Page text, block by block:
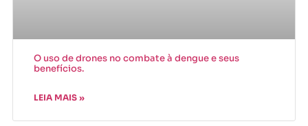
O uso de drones no combate à dengue e seus
benefícios.
LEIA MAIS »